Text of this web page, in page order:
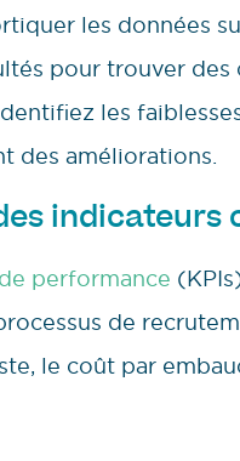
les données
pour trouver des
les
des améliorations.
indicateurs
performance
de
le coût par